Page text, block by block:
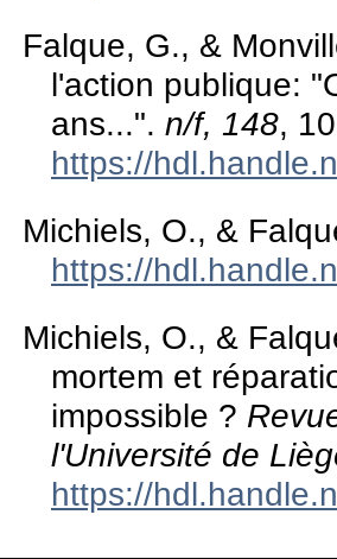
Falque, G., &
l'action publique:
ans...". n/f, 148,
https://
Michiels, O., &
https://
Michiels, O., &
mortem et
impossible ?
l'Université de
https://